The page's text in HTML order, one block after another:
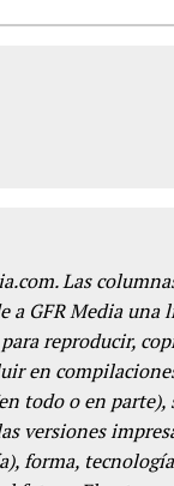
Las
a GFR Media una
reproducir,
en
todo o en parte),
versiones
forma,